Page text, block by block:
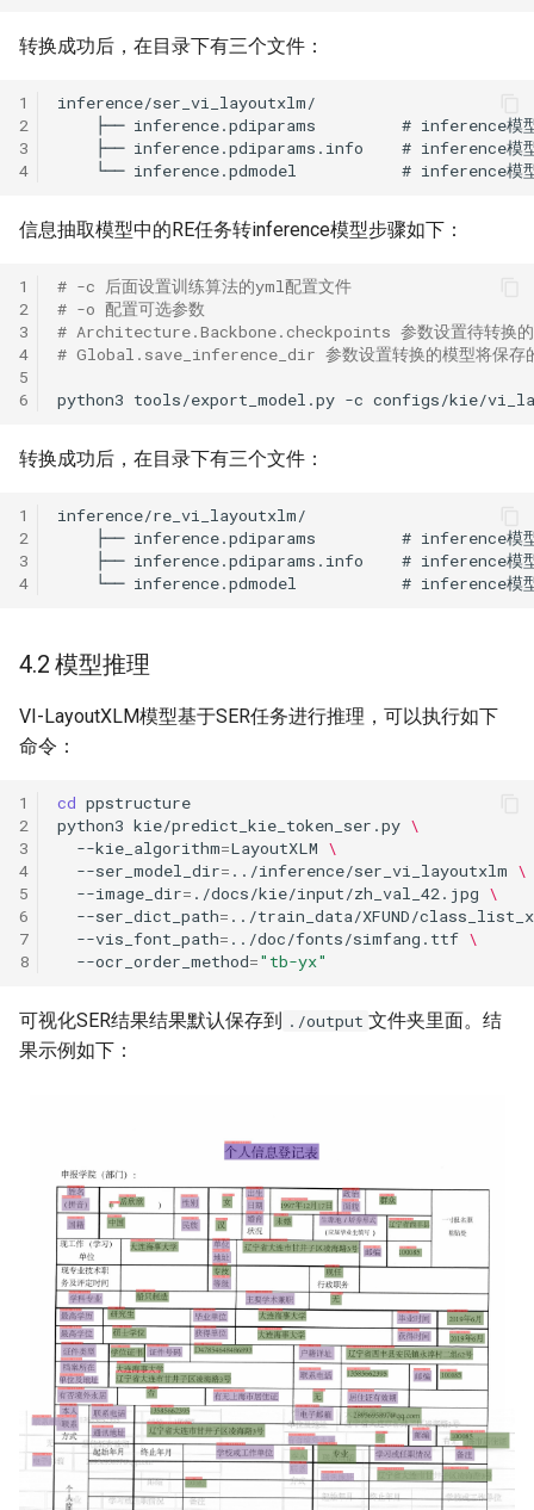
转换成功后，在目录下有三个文件：
1
2
3
4
信息抽取模型中的RE任务转inference模型步骤如下：
1
2
3
4
5
6
# -c 后面设置训练算法的yml配置文件
# -o 配置可选参数
# Architecture.Backbone.checkpoints 参数设置待转换的
# Global.save_inference_dir 参数设置转换的模型将保存
python3 tools/export_model.py -c configs/kie/
转换成功后，在目录下有三个文件：
1
2
3
4
4.2 模型推理
VI-LayoutXLM模型基于SER任务进行推理，可以执行如下
命令：
1
2
3
4
5
6
7
8
cd
python3 kie/predict_kie_token_ser.py \
--kie_algorithm=LayoutXLM \
--ser_model_dir= ../inference/ser_vi_layoutxlm \
--image_dir= ./docs/kie/input/zh_val_42.jpg \
--ser_dict_path= ../train_data/XFUND/
--vis_font_path= ../doc/fonts/simfang.ttf \
--ocr_order_method="tb-yx"
可视化SER结果结果默认保存到 ./output 文件夹里面。结
果示例如下：